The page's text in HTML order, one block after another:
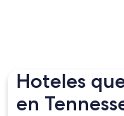
Hoteles
en